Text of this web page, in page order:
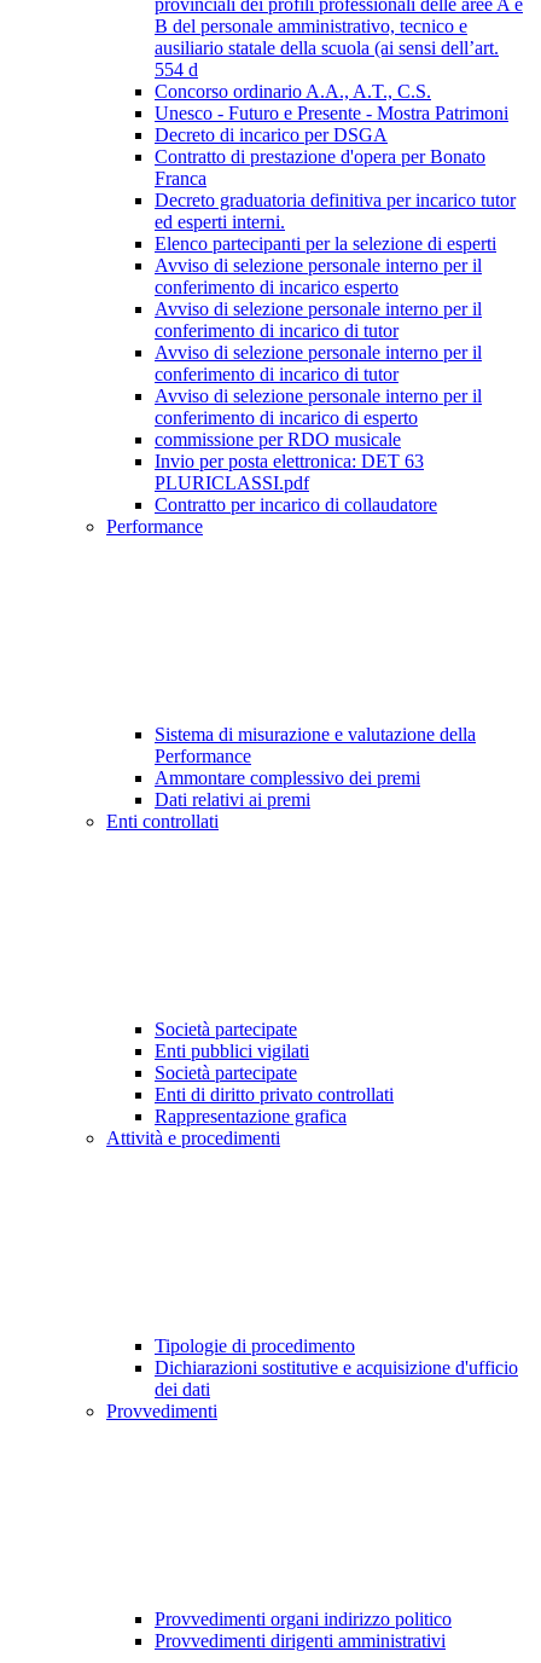
provinciali dei profili professionali delle aree A e
B del personale amministrativo, tecnico e
ausiliario statale della scuola (ai sensi dell’art.
554 d
Concorso ordinario A.A., A.T., C.S.
Unesco - Futuro e Presente - Mostra Patrimoni
Decreto di incarico per DSGA
Contratto di prestazione d'opera per Bonato
Franca
Decreto graduatoria definitiva per incarico tutor
ed esperti interni.
Elenco partecipanti per la selezione di esperti
Avviso di selezione personale interno per il
conferimento di incarico esperto
Avviso di selezione personale interno per il
conferimento di incarico di tutor
Avviso di selezione personale interno per il
conferimento di incarico di tutor
Avviso di selezione personale interno per il
conferimento di incarico di esperto
commissione per RDO musicale
Invio per posta elettronica: DET 63
PLURICLASSI.pdf
Contratto per incarico di collaudatore
Performance
Sistema di misurazione e valutazione della
Performance
Ammontare complessivo dei premi
Dati relativi ai premi
Enti controllati
Società partecipate
Enti pubblici vigilati
Società partecipate
Enti di diritto privato controllati
Rappresentazione grafica
Attività e procedimenti
Tipologie di procedimento
Dichiarazioni sostitutive e acquisizione d'ufficio
dei dati
Provvedimenti
Provvedimenti organi indirizzo politico
Provvedimenti dirigenti amministrativi